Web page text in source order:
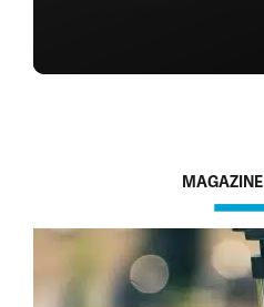
MAGAZINE